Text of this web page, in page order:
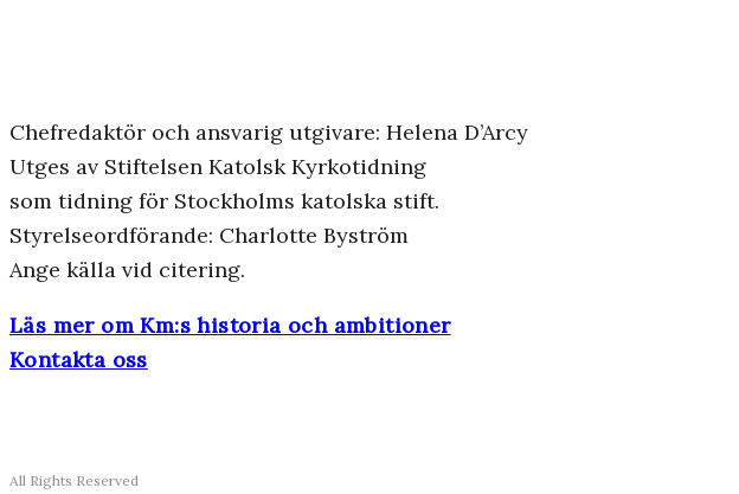
Chefredaktör och ansvarig utgivare: Helena D’Arcy
Utges av Stiftelsen Katolsk Kyrkotidning
som tidning för Stockholms katolska stift.
Styrelseordförande: Charlotte Byström
Ange källa vid citering.
Läs mer om Km:s historia och ambitioner
Kontakta oss
All Rights Reserved